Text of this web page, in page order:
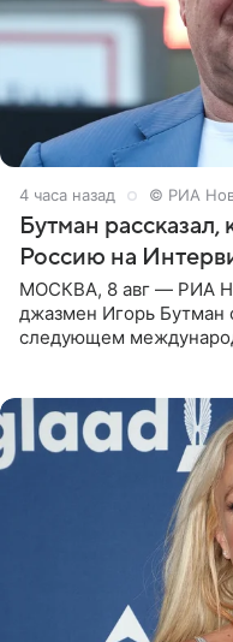
4 часа назад © РИА
Бутман
Россию на
МОСКВА, 8 авг — РИА
джазмен Игорь Бутман
следующем